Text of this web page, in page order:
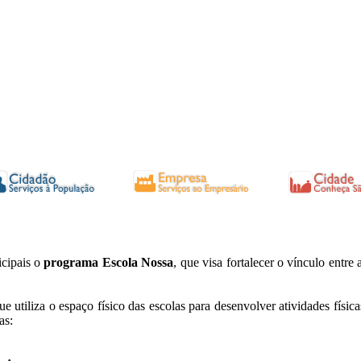
oprograma Escola Nossa, que visa fortalecer o vínculo entre
utiliza o espaço físico das escolas para desenvolver atividades